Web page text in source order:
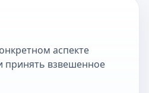
аспекте
принять взвешенное